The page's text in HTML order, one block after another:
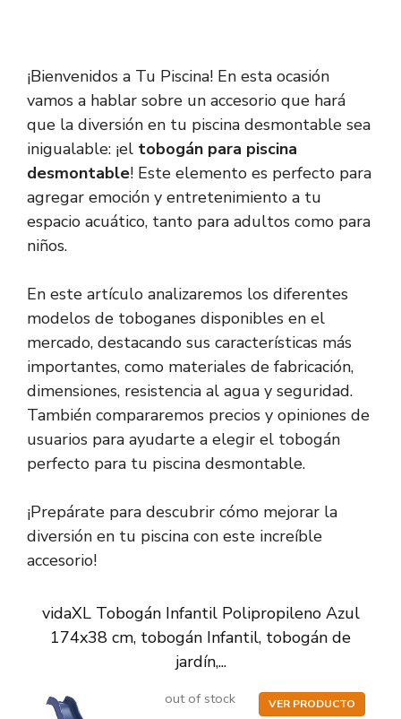
¡Bienvenidos a Tu Piscina! En esta ocasión
vamos a hablar sobre un accesorio que hará
que la diversión en tu piscina desmontable sea
inigualable: ¡el tobogán para piscina
desmontable! Este elemento es perfecto para
agregar emoción y entretenimiento a tu
espacio acuático, tanto para adultos como para
niños.
En este artículo analizaremos los diferentes
modelos de toboganes disponibles en el
mercado, destacando sus características más
importantes, como materiales de fabricación,
dimensiones, resistencia al agua y seguridad.
También compararemos precios y opiniones de
usuarios para ayudarte a elegir el tobogán
perfecto para tu piscina desmontable.
¡Prepárate para descubrir cómo mejorar la
diversión en tu piscina con este increíble
accesorio!
vidaXL Tobogán Infantil Polipropileno Azul
174x38 cm, tobogán Infantil, tobogán de
jardín,...
out of stock VER PRODUCTO